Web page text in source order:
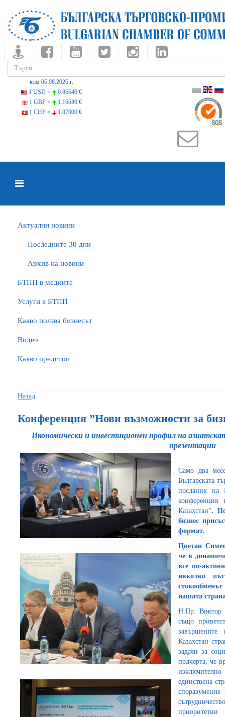
към 06.08.2026 г.
1 USD =
0.86640 €
1 GBP =
1.16680 €
1 CHF =
1.07000 €
Актуални новини
Последните 30 дни
Архив на новини
БTПП в медиите
Услуги в БТПП
Какво ползва бизнесът
Видео
Какво предстои
Назад
Конференция ”Нови възможности за
Икономически и инвестиционен профил на
презентации
Само два
Българската
посланик на
Казахстан”.
бизнес
формат.
Цветан
че в
все по-
няколко
нашата
Н.Пр. Виктор
също
Казахстан
задачи за
подчерта, че
единствена
споразумение